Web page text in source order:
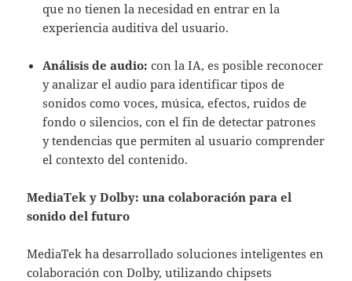
que no tienen la necesidad en entrar en la
experiencia auditiva del usuario.
Análisis de audio: con la IA, es posible reconocer
y analizar el audio para identificar tipos de
sonidos como voces, música, efectos, ruidos de
fondo o silencios, con el fin de detectar patrones
y tendencias que permiten al usuario comprender
el contexto del contenido.
MediaTek y Dolby: una colaboración para el
sonido del futuro
MediaTek ha desarrollado soluciones inteligentes en
colaboración con Dolby, utilizando chipsets